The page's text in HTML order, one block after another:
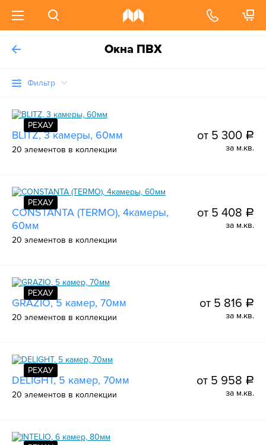
Окна ПВХ
Фильтр
РЕХАУ
BLITZ, 3 камеры, 60мм
20 элементов в коллекции
от 5 300 a
за м.кв.
РЕХАУ
CONSTANTA (TERMO), 4камеры,
60мм
20 элементов в коллекции
от 5 408 a
за м.кв.
РЕХАУ
GRAZIO, 5 камер, 70мм
20 элементов в коллекции
от 5 816 a
за м.кв.
РЕХАУ
DELIGHT, 5 камер, 70мм
20 элементов в коллекции
от 5 958 a
за м.кв.